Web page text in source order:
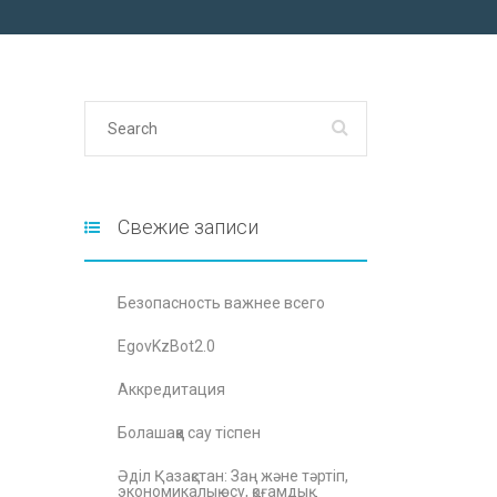
Свежие записи
Безопасность важнее всего
EgovKzBot2.0
Аккредитация
Болашаққа сау тіспен
Әділ Қазақстан: Заң және тәртіп,
экономикалық өсу, қоғамдық